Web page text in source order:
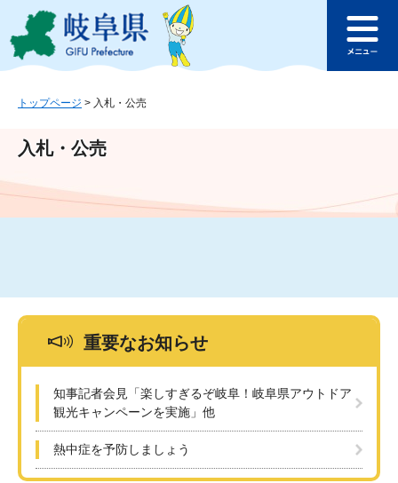
ジ
ュ
文
このページの本文へ
ュ
トップページ > 入札・公売
入札・公売
重要なお知らせ
知事記者会見「楽しすぎるぞ岐阜！岐阜県アウトドア
観光キャンペーンを実施」他
熱中症を予防しましょう